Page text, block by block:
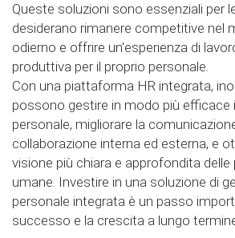
Queste soluzioni sono essenziali per
desiderano rimanere competitive nel
odierno e offrire un'esperienza di
produttiva per il proprio personale.
Con una piattaforma HR integrata,
possono gestire in modo più efficace
personale, migliorare la
collaborazione interna ed esterna, e
visione più chiara e approfondita delle
umane. Investire in una soluzione di
personale integrata è un passo
successo e la crescita a lungo